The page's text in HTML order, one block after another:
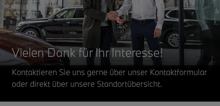
Vielen Dank für Ihr Interesse!
Kontaktieren Sie uns gerne über unser Kontaktformular
oder direkt über unsere Standortübersicht.